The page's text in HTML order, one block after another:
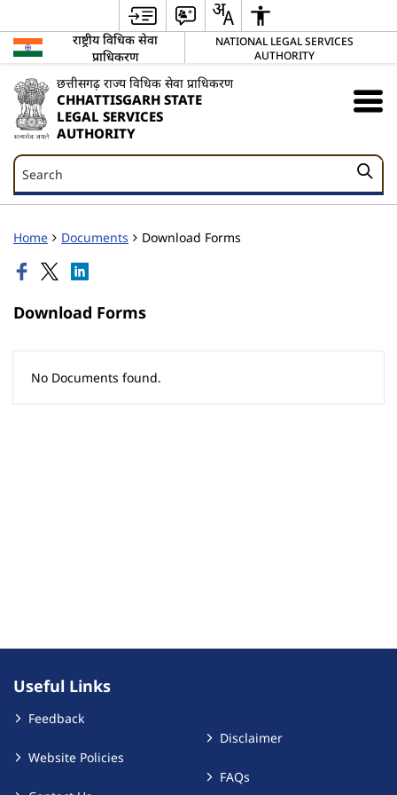
राष्ट्रीय विधिक सेवा
प्राधिकरण
NATIONAL LEGAL SERVICES
AUTHORITY
छत्तीसगढ़ राज्य विधिक सेवा प्राधिकरण
CHHATTISGARH STATE
LEGAL SERVICES
AUTHORITY
Search
Search
Home Documents Download Forms
Download Forms
No Documents found.
Useful Links
Feedback
Website Policies
Disclaimer
FAQs